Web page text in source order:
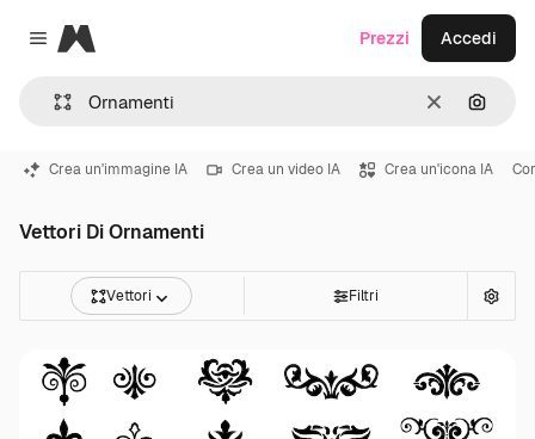
Close menu
Magnific
CancellaCerca
Prezzi Accedi
Crea un'immagine IA Crea un video IA Crea un'icona IA
Vettori Di Ornamenti
Vettori Filtri